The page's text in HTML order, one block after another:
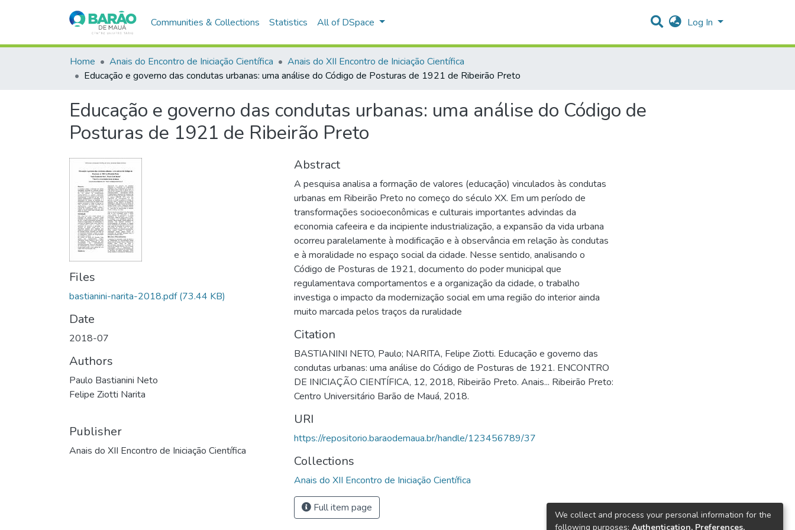
Communities & Collections Statistics All of DSpace Log In
Home Anais do Encontro de Iniciação Científica
Anais do XII Encontro de Iniciação Científica
Educação e governo das condutas urbanas: uma análise do Código de Posturas de 1921 de Ribeirão Preto
Educação e governo das condutas urbanas: uma análise do Código de
Posturas de 1921 de Ribeirão Preto
Files
bastianini-narita-2018.pdf (73.44 KB)
Date
2018-07
Authors
Paulo Bastianini Neto
Felipe Ziotti Narita
Publisher
Anais do XII Encontro de Iniciação Científica
Abstract
A pesquisa analisa a formação de valores (educação) vinculados às condutas
urbanas em Ribeirão Preto no começo do século XX. Em um período de
transformações socioeconômicas e culturais importantes advindas da
economia cafeeira e da incipiente industrialização, a expansão da vida urbana
ocorreu paralelamente à modificação e à observância em relação às condutas
e à moralidade no espaço social da cidade. Nesse sentido, analisando o
Código de Posturas de 1921, documento do poder municipal que
regulamentava comportamentos e a organização da cidade, o trabalho
investiga o impacto da modernização social em uma região do interior ainda
muito marcada pelos traços da ruralidade
Citation
BASTIANINI NETO, Paulo; NARITA, Felipe Ziotti. Educação e governo das
condutas urbanas: uma análise do Código de Posturas de 1921. ENCONTRO
DE INICIAÇÃO CIENTÍFICA, 12, 2018, Ribeirão Preto. Anais... Ribeirão Preto:
Centro Universitário Barão de Mauá, 2018.
URI
https://repositorio.baraodemaua.br/handle/123456789/37
Collections
Anais do XII Encontro de Iniciação Científica
Full item page
We collect and process your personal information for the
following purposes: Authentication, Preferences,